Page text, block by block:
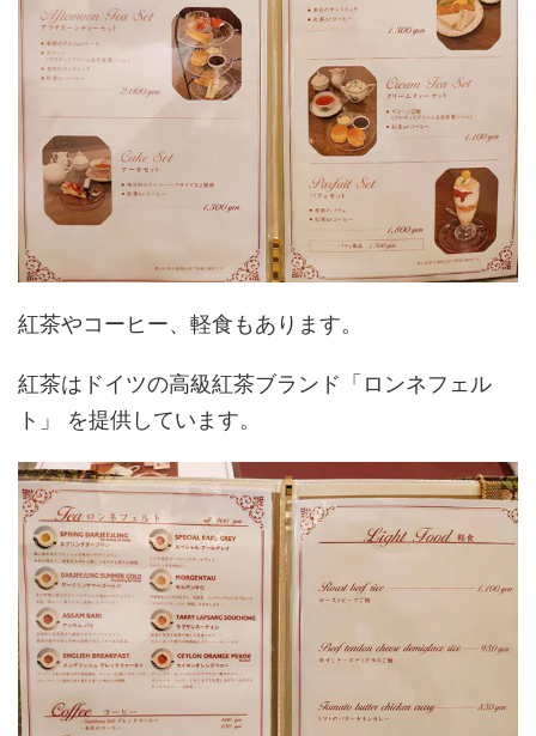
紅茶やコーヒー、軽食もあります。
紅茶はドイツの高級紅茶ブランド「ロンネフェル
ト」 を提供しています。